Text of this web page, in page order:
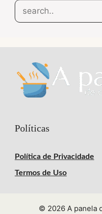
Search
Políticas
Política de Privacidade
Termos de Uso
© 2026 A panela